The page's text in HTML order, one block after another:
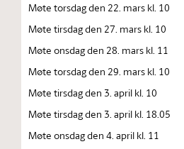
Møte torsdag den 22. mars kl. 10
Møte tirsdag den 27. mars kl. 10
Møte onsdag den 28. mars kl. 11
Møte torsdag den 29. mars kl. 10
Møte tirsdag den 3. april kl. 10
Møte tirsdag den 3. april kl. 18.05
Møte onsdag den 4. april kl. 11